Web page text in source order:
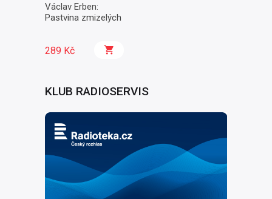
Václav Erben:
Pastvina zmizelých
289 Kč
KLUB RADIOSERVIS